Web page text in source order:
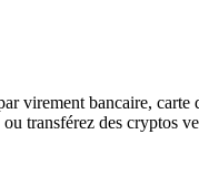
virement bancaire,
transférez des cryptos